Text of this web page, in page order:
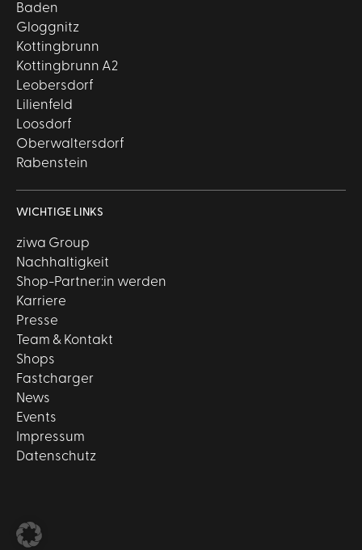
Baden
Gloggnitz
Kottingbrunn
Kottingbrunn A2
Leobersdorf
Lilienfeld
Loosdorf
Oberwaltersdorf
Rabenstein
WICHTIGE LINKS
ziwa Group
Nachhaltigkeit
Shop-Partner:in werden
Karriere
Presse
Team & Kontakt
Shops
Fastcharger
News
Events
Impressum
Datenschutz